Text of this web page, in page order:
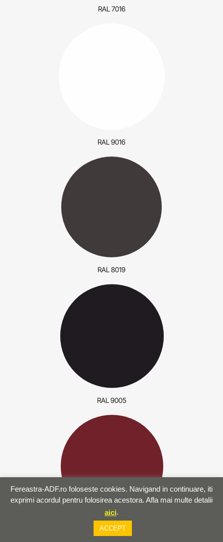
RAL 7016
RAL 9016
RAL 8019
RAL 9005
RAL 3004
Fereastra-ADF.ro foloseste cookies. Navigand in continuare, iti
exprimi acordul pentru folosirea acestora. Afla mai multe detalii
aici.
ACCEPT